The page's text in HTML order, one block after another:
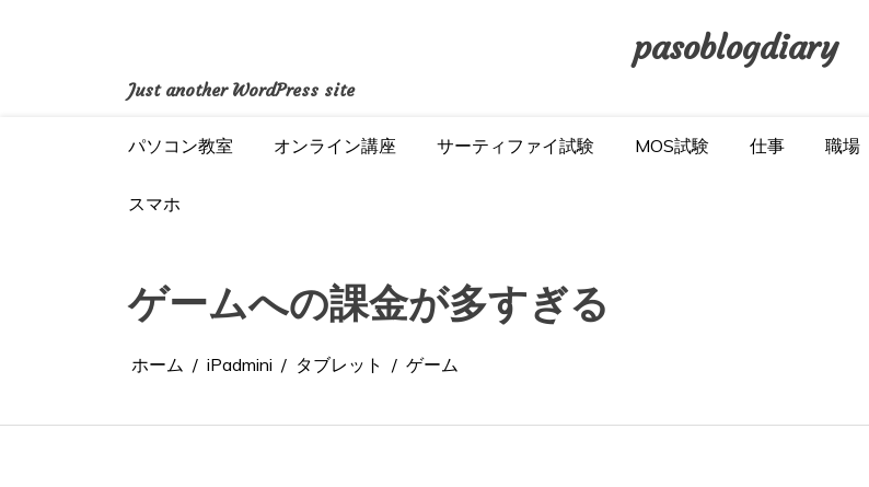
pasoblogdiary
Just another WordPress site
パソコン教室 オンライン講座 サーティファイ試験 MOS試験 仕事 職場
スマホ
ゲームへの課金が多すぎる
ホーム iPadmini タブレット ゲーム